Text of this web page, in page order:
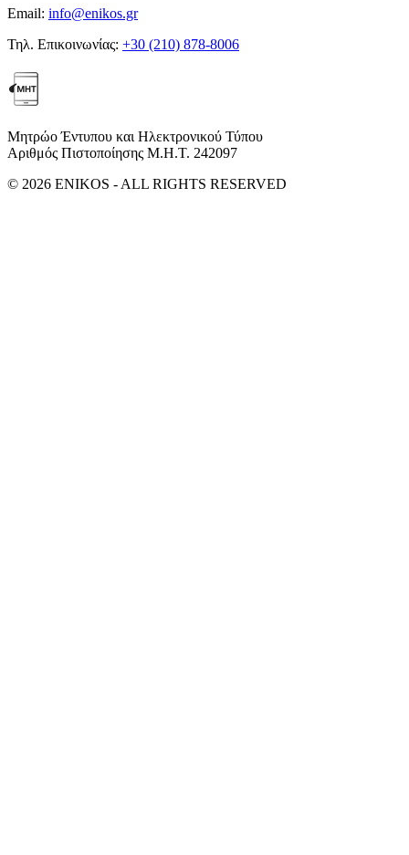
Email: info@enikos.gr
Τηλ. Επικοινωνίας: +30 (210) 878-8006
Μητρώο Έντυπου και Ηλεκτρονικού Τύπου
Αριθμός Πιστοποίησης Μ.Η.Τ. 242097
© 2026 ENIKOS - ALL RIGHTS RESERVED